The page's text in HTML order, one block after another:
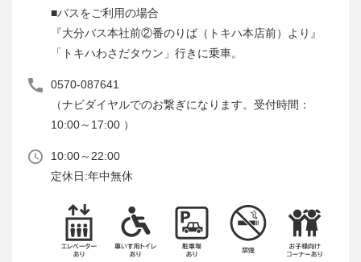
■バスをご利用の場合
『大分バス本社前②番のりば（トキハ本店前）より』
「トキハわさだタウン」行きに乗車。
0570-087641
（ナビダイヤルでのお繋ぎになります。受付時間：
10:00～17:00 ）
10:00～22:00
定休日:年中無休